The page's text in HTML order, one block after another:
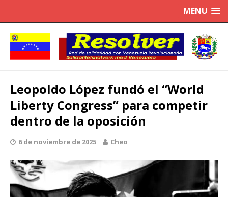
MENU
Leopoldo López fundó el “World
Liberty Congress” para competir
dentro de la oposición
6 de noviembre de 2025 Cheo